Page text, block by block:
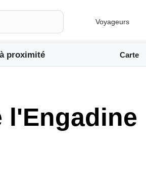
Voyageurs
proximité Carte
l'Engadine